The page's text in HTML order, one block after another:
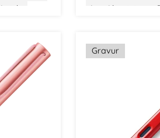
Aus Aluminium
Gravur